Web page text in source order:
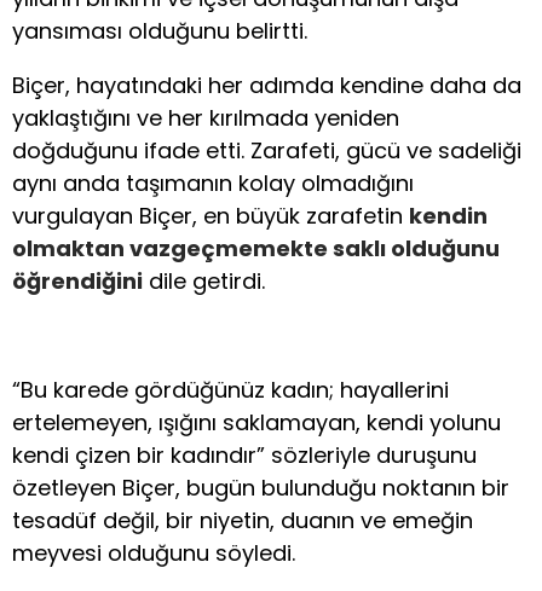
yansıması olduğunu belirtti.
Biçer, hayatındaki her adımda kendine daha da
yaklaştığını ve her kırılmada yeniden
doğduğunu ifade etti. Zarafeti, gücü ve sadeliği
aynı anda taşımanın kolay olmadığını
vurgulayan Biçer, en büyük zarafetin kendin
olmaktan vazgeçmemekte saklı olduğunu
öğrendiğini dile getirdi.
“Bu karede gördüğünüz kadın; hayallerini
ertelemeyen, ışığını saklamayan, kendi yolunu
kendi çizen bir kadındır” sözleriyle duruşunu
özetleyen Biçer, bugün bulunduğu noktanın bir
tesadüf değil, bir niyetin, duanın ve emeğin
meyvesi olduğunu söyledi.